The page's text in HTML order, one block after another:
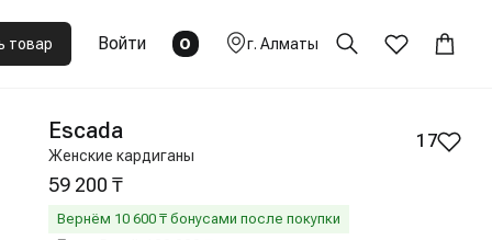
товар Войти 0 г. Алматы
Escada
Женские кардиганы
17
59 200 ₸
Вернём 10 600 ₸ бонусами после покупки